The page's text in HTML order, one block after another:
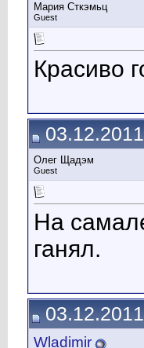
Мария Сткэмьц
Guest
Красиво
Олег Щадэм
Guest
На
ганял.
Wladimir